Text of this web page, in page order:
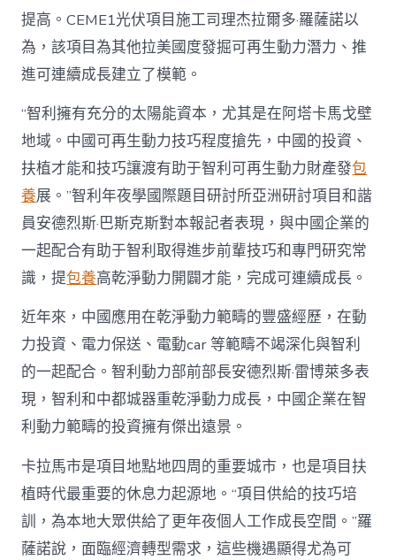
提高。CEME1光伏項目施工司理杰拉爾多·羅薩諾以
為，該項目為其他拉美國度發掘可再生動力潛力、推
進可連續成長建立了模範。
“智利擁有充分的太陽能資本，尤其是在阿塔卡馬戈壁
地域。中國可再生動力技巧程度搶先，中國的投資、
扶植才能和技巧讓渡有助于智利可再生動力財產發包
養展。”智利年夜學國際題目研討所亞洲研討項目和諧
員安德烈斯·巴斯克斯對本報記者表現，與中國企業的
一起配合有助于智利取得進步前輩技巧和專門研究常
識，提包養高乾淨動力開闢才能，完成可連續成長。
近年來，中國應用在乾淨動力範疇的豐盛經歷，在動
力投資、電力保送、電動car 等範疇不竭深化與智利
的一起配合。智利動力部前部長安德烈斯·雷博萊多表
現，智利和中都城器重乾淨動力成長，中國企業在智
利動力範疇的投資擁有傑出遠景。
卡拉馬市是項目地點地四周的重要城市，也是項目扶
植時代最重要的休息力起源地。“項目供給的技巧培
訓，為本地大眾供給了更年夜個人工作成長空間。”羅
薩諾說，面臨經濟轉型需求，這些機遇顯得尤為可